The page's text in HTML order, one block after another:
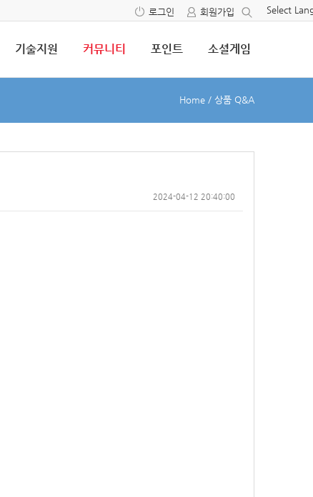
Select
로그인 회원가입
기술지원 커뮤니티 포인트 소셜게임
Home / 상품 Q&A
2024-04-12 20:40:00